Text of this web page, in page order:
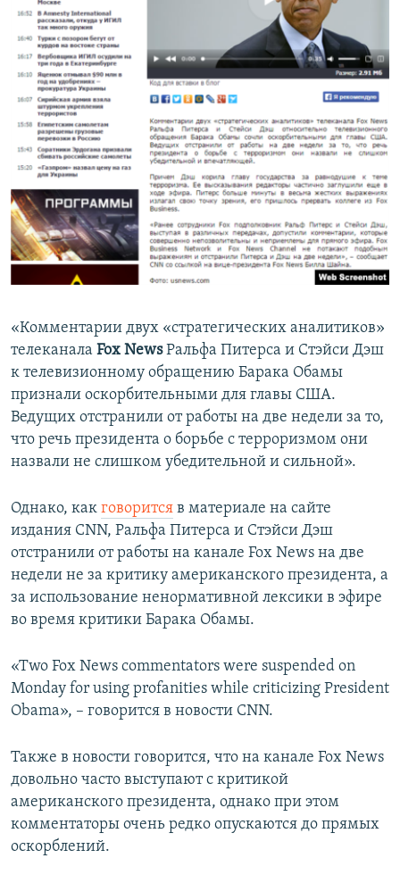
«Комментарии двух «стратегических аналитиков»
телеканала Fox NewsРальфа Питерса и Стэйси Дэш
к телевизионному обращению Барака Обамы
признали оскорбительными для главы США.
Ведущих отстранили от работы на две недели за то,
что речь президента о борьбе с терроризмом они
назвали не слишком убедительной и сильной».
Однако, как говорится в материале на сайте
издания CNN, Ральфа Питерса и Стэйси Дэш
отстранили от работы на канале Fox News на две
недели не за критику американского президента, а
за использование ненормативной лексики в эфире
во время критики Барака Обамы.
«Two Fox News commentators were suspended on
Monday for using profanities while criticizing President
Obama», – говорится в новости CNN.
Также в новости говорится, что на канале Fox News
довольно часто выступают с критикой
американского президента, однако при этом
комментаторы очень редко опускаются до прямых
оскорблений.